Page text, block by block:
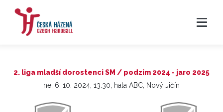
2. liga mladší dorostenci SM / podzim 2024 - jaro 2025
ne, 6. 10. 2024, 13:30, hala ABC, Nový Jičín